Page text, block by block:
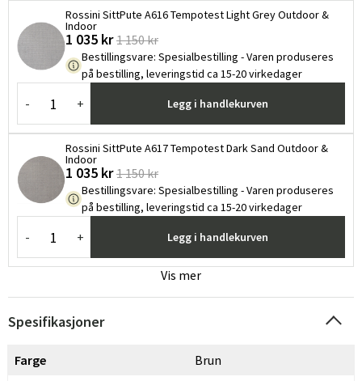
Danmark
Norge
Rossini SittPute A616 Tempotest Light Grey Outdoor &
Indoor
1 035 kr 1 150 kr
Bestillingsvare: Spesialbestilling - Varen produseres
på bestilling, leveringstid ca 15-20 virkedager
- + Legg i handlekurven
Rossini SittPute A617 Tempotest Dark Sand Outdoor &
Indoor
1 035 kr 1 150 kr
Bestillingsvare: Spesialbestilling - Varen produseres
på bestilling, leveringstid ca 15-20 virkedager
- + Legg i handlekurven
Vis mer
Spesifikasjoner
Farge
Brun